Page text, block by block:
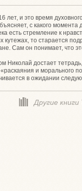
лет, и это время
с какого
есть стремление к
кутежах, то старается
Сам он понимает, что
Николай достает
и морального
в ожидании
Другие